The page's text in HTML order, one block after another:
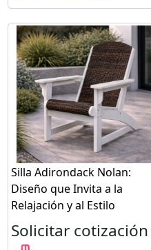
Silla Adirondack Nolan:
Diseño que Invita a la
Relajación y al Estilo
Solicitar cotización